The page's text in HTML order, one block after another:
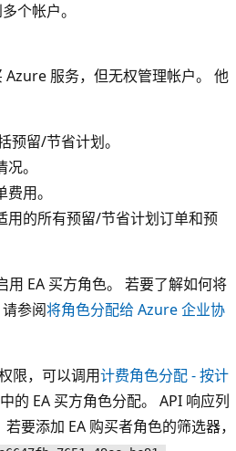
个帐户。
服务，但无权管理帐户。 他
预留/节省计划。
。
用。
用的所有预留/节省计划订单和预
用 EA 买方角色。 若要了解如何将
参阅将角色分配给 Azure 企业协
限，可以调用计费角色分配 - 按计
的 EA 买方角色分配。 API 响应列
要添加 EA 购买者角色的筛选器，